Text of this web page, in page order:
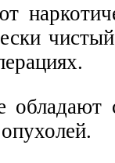
чистый